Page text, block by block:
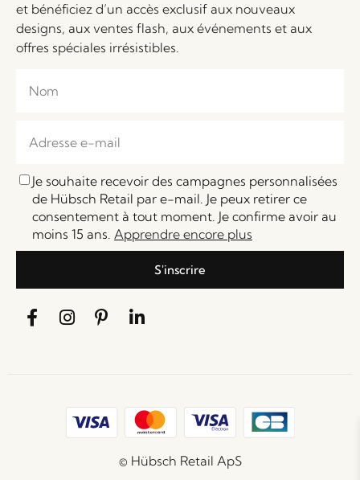
et bénéficiez d’un accès exclusif aux nouveaux
designs, aux ventes flash, aux événements et aux
offres spéciales irrésistibles.
Je souhaite recevoir des campagnes personnalisées
de Hübsch Retail par e-mail. Je peux retirer ce
consentement à tout moment. Je confirme avoir au
moins 15 ans. Apprendre encore plus
S'inscrire
© Hübsch Retail ApS